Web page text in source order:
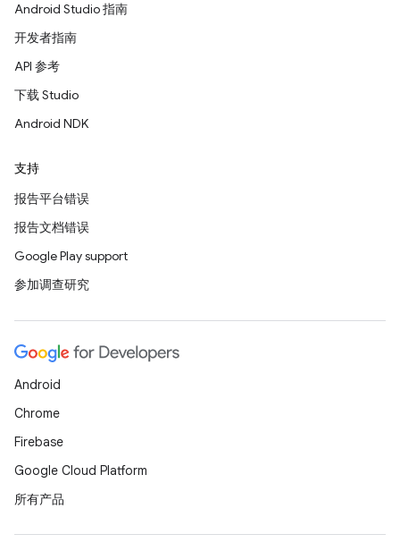
Android Studio 指南
开发者指南
API 参考
下载 Studio
Android NDK
支持
报告平台错误
报告文档错误
Google Play support
参加调查研究
Android
Chrome
Firebase
Google Cloud Platform
所有产品